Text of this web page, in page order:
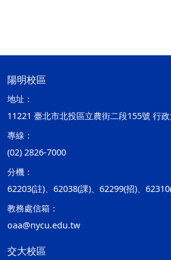
陽明校區
地址：
11221 臺北市北投區立農街二段155號 行
專線：
(02) 2826-7000
分機：
62203(註)、62038(課)、62299(招)、
教務處信箱：
oaa@nycu.edu.tw
交大校區